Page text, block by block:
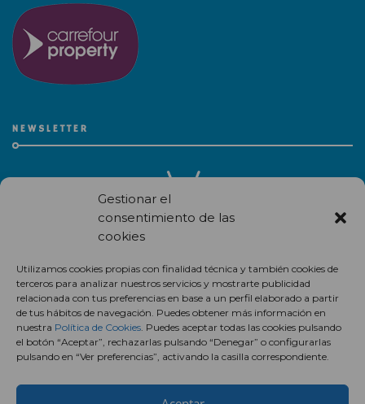
Gestionar el
consentimiento de las
cookies
Utilizamos cookies propias con finalidad técnica y también cookies de
terceros para analizar nuestros servicios y mostrarte publicidad
relacionada con tus preferencias en base a un perfil elaborado a partir
de tus hábitos de navegación. Puedes obtener más información en
nuestra Política de Cookies. Puedes aceptar todas las cookies pulsando
el botón “Aceptar”, rechazarlas pulsando “Denegar” o configurarlas
pulsando en “Ver preferencias”, activando la casilla correspondiente.
NEWSLETTER
centro comercial.
Suscríbete